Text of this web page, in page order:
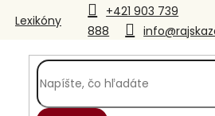
+421 903 739
888
Lexikóny